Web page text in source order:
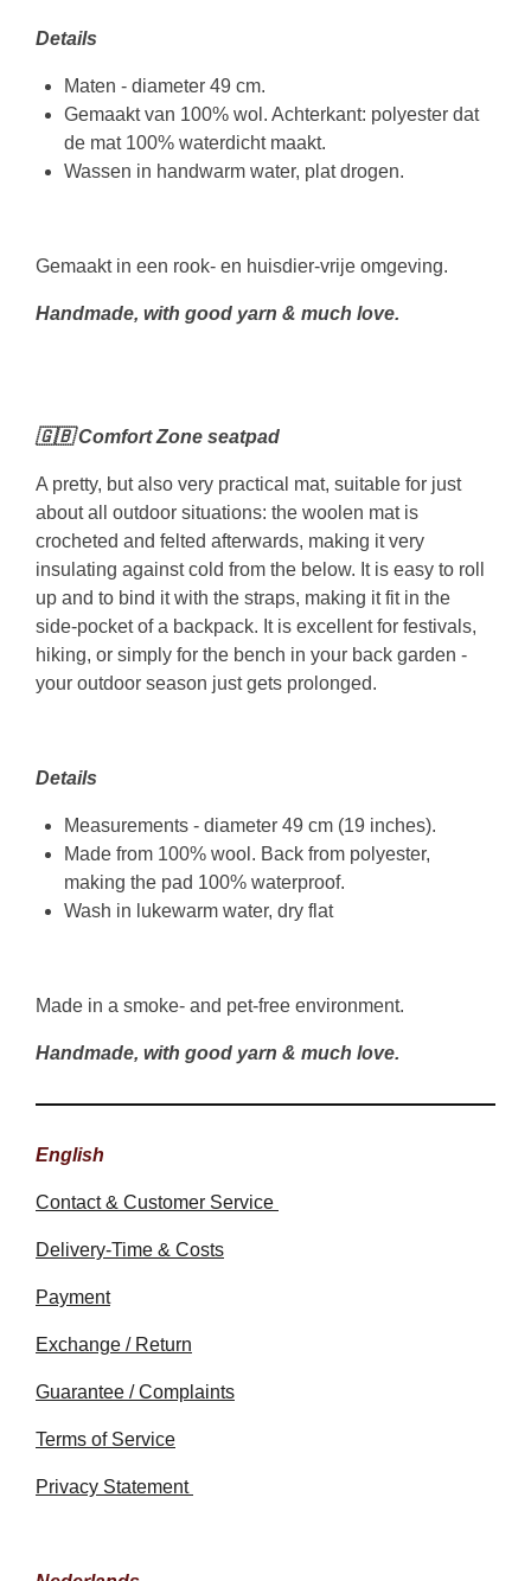
Details
Maten - diameter 49 cm.
Gemaakt van 100% wol. Achterkant: polyester dat
de mat 100% waterdicht maakt.
Wassen in handwarm water, plat drogen.
Gemaakt in een rook- en huisdier-vrije omgeving.
Handmade, with good yarn & much love.
🇬🇧 Comfort Zone seatpad
A pretty, but also very practical mat, suitable for just
about all outdoor situations: the woolen mat is
crocheted and felted afterwards, making it very
insulating against cold from the below. It is easy to roll
up and to bind it with the straps, making it fit in the
side-pocket of a backpack. It is excellent for festivals,
hiking, or simply for the bench in your back garden -
your outdoor season just gets prolonged.
Details
Measurements - diameter 49 cm (19 inches).
Made from 100% wool. Back from polyester,
making the pad 100% waterproof.
Wash in lukewarm water, dry flat
Made in a smoke- and pet-free environment.
Handmade, with good yarn & much love.
English
Contact & Customer Service
Delivery-Time & Costs
Payment
Exchange / Return
Guarantee / Complaints
Terms of Service
Privacy Statement